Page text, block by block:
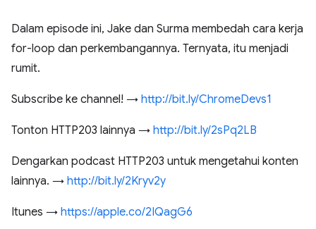
Dalam episode ini, Jake dan Surma membedah cara kerja
for-loop dan perkembangannya. Ternyata, itu menjadi
rumit.
Subscribe ke channel! → http://bit.ly/ChromeDevs1
Tonton HTTP203 lainnya → http://bit.ly/2sPq2LB
Dengarkan podcast HTTP203 untuk mengetahui konten
lainnya. → http://bit.ly/2Kryv2y
Itunes → https://apple.co/2IQagG6